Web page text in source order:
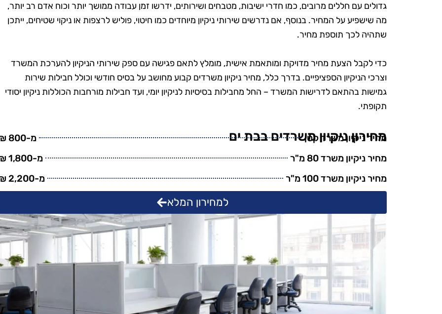
גדולים עם חללים מרובים, כמו חדרי ישיבות, מטבחים ושירותים, ידרשו זמן עבודה ממושך יותר וכוח אדם רב יותר,
מה שישפיע על המחיר. בנוסף, אם נדרשים שירותי ניקיון מיוחדים כמו חיטוי, פוליש לרצפות או ניקוי שטיחים, ייתכן
שתהיה לכך תוספת מחיר.
כדי לקבל הצעת מחיר מדויקת ומותאמת אישית, מומלץ לתאם פגישה עם ספק שירותי הניקיון להערכת המשרד
וצרכי הניקיון הספציפיים. בדרך כלל, מחיר ניקיון משרדים קבוע מחושב על בסיס חודשי וכולל חבילות שירות
גמישות בהתאם לדרישות המשרד – החל מחבילות בסיסיות לניקיון יומי, ועד חבילות מורחבות הכוללות ניקיון יסודי
תקופתי.
מחירון ניקיון משרדים בבת ים
מחיר ניקיון משרד קטן
מ-800 ₪
מחיר ניקיון משרד 80 מ"ר
מ-1,800 ₪
מחיר ניקיון משרד 100 מ"ר
מ-2,200 ₪
למחירון המלא